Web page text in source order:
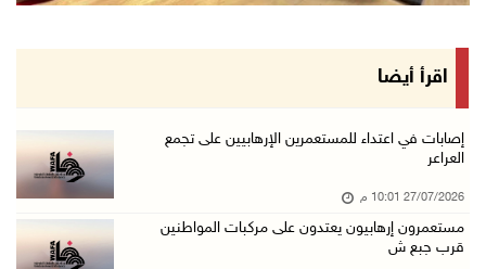
اقرأ أيضا
إصابات في اعتداء للمستعمرين الإرهابيين على تجمع
العراعر
27/07/2026 10:01 م
مستعمرون إرهابيون يعتدون على مركبات المواطنين
قرب جبع ش